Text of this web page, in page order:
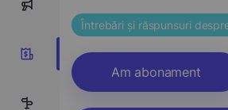
4
Întrebări și răspunsuri
Am abonament